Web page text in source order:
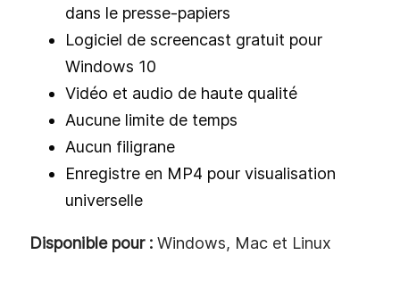
dans le presse-papiers
Logiciel de screencast gratuit pour
Windows 10
Vidéo et audio de haute qualité
Aucune limite de temps
Aucun filigrane
Enregistre en MP4 pour visualisation
universelle
Disponible pour : Windows, Mac et Linux